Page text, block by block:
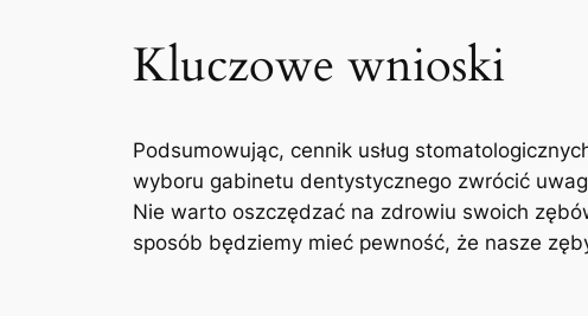
Kluczowe ​wnioski
Podsumowując, cennik usług
wyboru gabinetu dentystycznego zwrócić
Nie warto oszczędzać na‍ zdrowiu swoich
sposób będziemy mieć pewność, ⁢że nasze